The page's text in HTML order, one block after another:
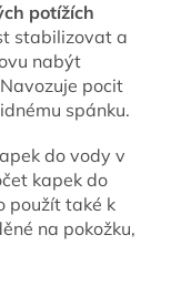
potížích
stabilizovat a
nabýt
pocit
spánku.
do vody v
kapek do
použít také k
na pokožku,